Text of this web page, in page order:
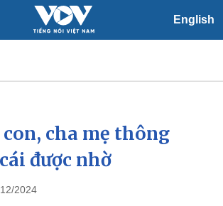
English
Xã hội
Tin 24h
Dự báo thời tiết
con, cha mẹ thông
được nhờ
2024